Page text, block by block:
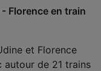
Florence en train
et Florence
autour de 21 trains